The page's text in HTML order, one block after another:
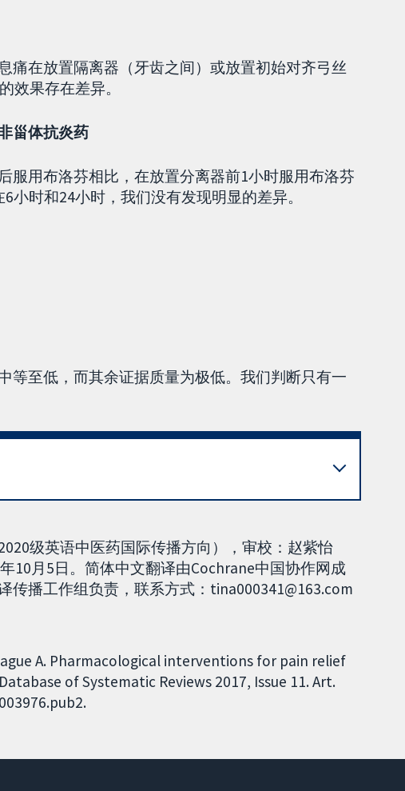
痛在放置隔离器（牙齿之间）或放置初始对齐弓丝
效果存在差异。
甾体抗炎药
服用布洛芬相比，在放置分离器前1小时服用布洛芬
时和24小时，我们没有发现明显的差异。
等至低，而其余证据质量为极低。我们判断只有一
级英语中医药国际传播方向），审校：赵紫怡
10月5日。简体中文翻译由Cochrane中国协作网成
传播工作组负责，联系方式：tina000341@163.com
A. Pharmacological interventions for pain relief
of Systematic Reviews 2017, Issue 11. Art.